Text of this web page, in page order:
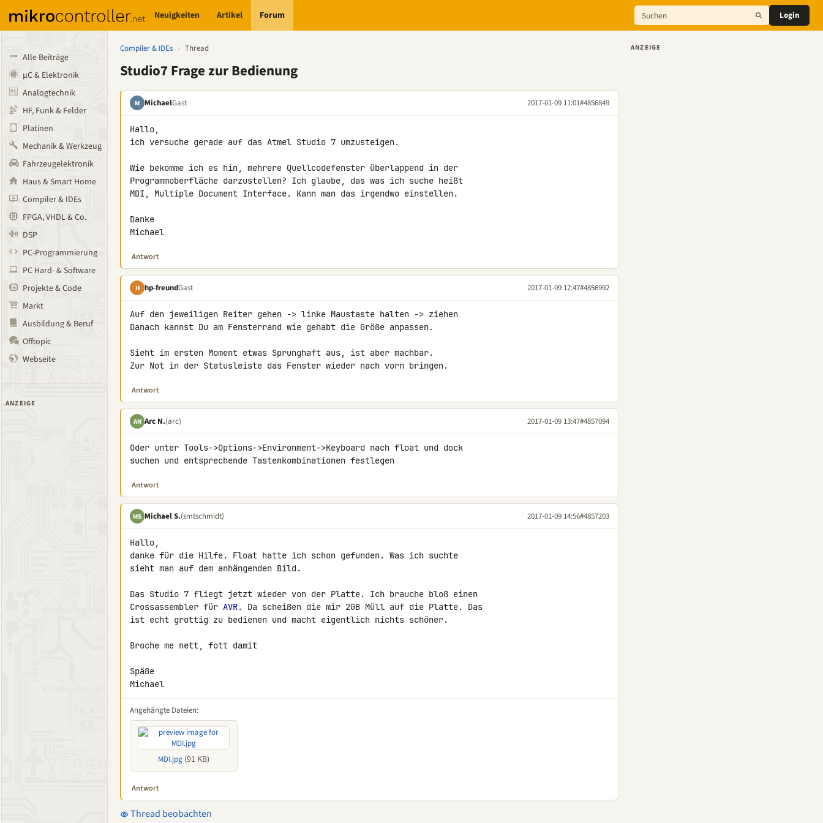
Neuigkeiten Artikel Forum Login
Alle Beiträge
µC & Elektronik
Analogtechnik
HF, Funk & Felder
Platinen
Mechanik & Werkzeug
Fahrzeugelektronik
Haus & Smart Home
Compiler & IDEs
FPGA, VHDL & Co.
DSP
PC-Programmierung
PC Hard- & Software
Projekte & Code
Markt
Ausbildung & Beruf
Offtopic
Webseite
ANZEIGE
Compiler & IDEs › Thread
Studio7 Frage zur Bedienung
M MichaelGast 2017-01-09 11:01#4856849
Hallo,
ich versuche gerade auf das Atmel Studio 7 umzusteigen.
Wie bekomme ich es hin, mehrere Quellcodefenster überlappend in der
Programmoberfläche darzustellen? Ich glaube, das was ich suche heißt
MDI, Multiple Document Interface. Kann man das irgendwo einstellen.
Danke
Michael
Antwort
H hp-freundGast 2017-01-09 12:47#4856992
Auf den jeweiligen Reiter gehen -> linke Maustaste halten -> ziehen
Danach kannst Du am Fensterrand wie gehabt die Größe anpassen.
Sieht im ersten Moment etwas Sprunghaft aus, ist aber machbar.
Zur Not in der Statusleiste das Fenster wieder nach vorn bringen.
Antwort
AN Arc N.(arc) 2017-01-09 13:47#4857094
Oder unter Tools->Options->Environment->Keyboard nach float und dock
suchen und entsprechende Tastenkombinationen festlegen
Antwort
MS Michael S.(smtschmidt) 2017-01-09 14:56#4857203
Hallo,
danke für die Hilfe. Float hatte ich schon gefunden. Was ich suchte
sieht man auf dem anhängenden Bild.
Das Studio 7 fliegt jetzt wieder von der Platte. Ich brauche bloß einen
Crossassembler für AVR. Da scheißen die mir 2GB Müll auf die Platte. Das
ist echt grottig zu bedienen und macht eigentlich nichts schöner.
Broche me nett, fott damit
Späße
Michael
Angehängte Dateien:
MDI.jpg (91 KB)
Antwort
Thread beobachten
ANZEIGE